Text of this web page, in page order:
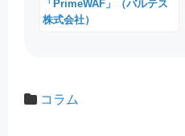
「PrimeWAF」（バルテス
株式会社）
コラム